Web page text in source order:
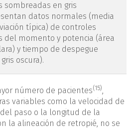
sombreadas en gris
datos normales (media
típica) de controles
del momento y potencia (área
y tiempo de despegue
oscura).
número de pacientes(15),
variables como la velocidad de
paso o la longitud de la
la alineación de retropié, no se